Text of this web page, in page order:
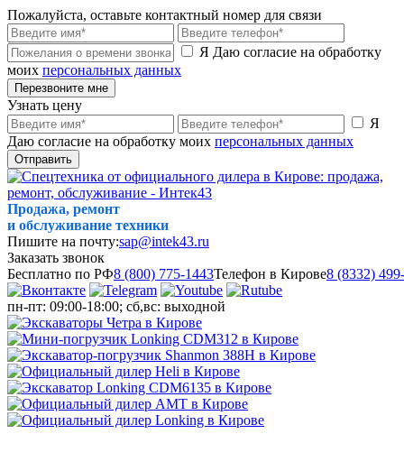
Пожалуйста, оставьте контактный номер для связи
Я Даю согласие на обработку
моих персональных данных
Перезвоните мне
Узнать цену
Я
Даю согласие на обработку моих персональных данных
Отправить
Продажа, ремонт
и обслуживание техники
Пишите на почту:sap@intek43.ru
Заказать звонок
Бесплатно по РФ8 (800) 775-1443Телефон в Кирове8 (8332)
пн-пт: 09:00-18:00; сб,вс: выходной